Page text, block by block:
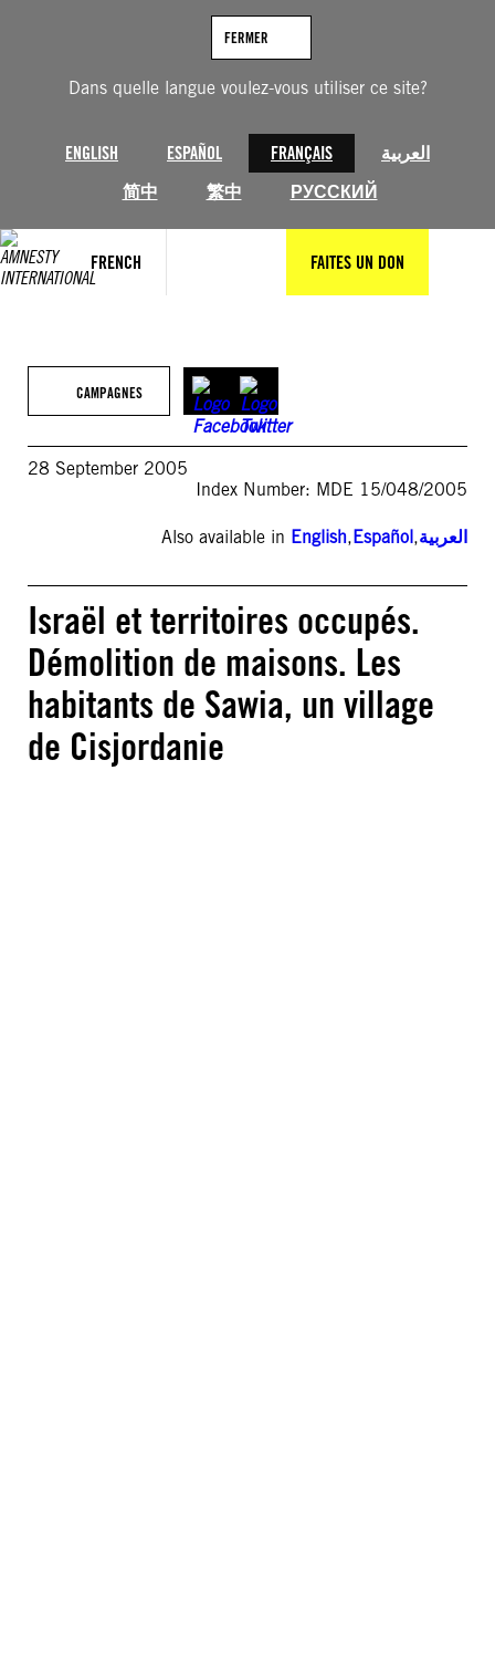
Dans quelle langue voulez-vous utiliser ce site?
ENGLISH ESPAÑOL FRANÇAIS
العربية
简中
繁中 РУССКИЙ
FERMER
FRENCH FAITES UN DON
CAMPAGNES
28 September 2005
Index Number: MDE 15/048/2005
Also available in English,Español,العربية
Israël et territoires occupés.
Démolition de maisons. Les
habitants de Sawia, un village
de Cisjordanie